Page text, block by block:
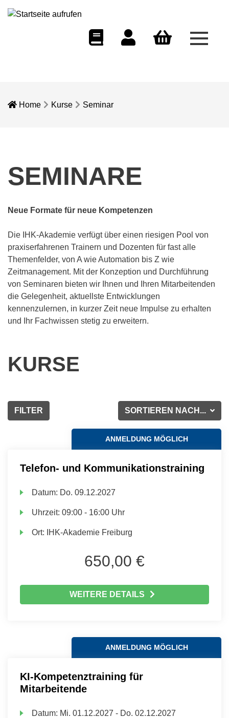
Menü
Home Kurse Seminar
SEMINARE
Neue Formate für neue Kompetenzen
Die IHK-Akademie verfügt über einen riesigen Pool von
praxiserfahrenen Trainern und Dozenten für fast alle
Themenfelder, von A wie Automation bis Z wie
Zeitmanagement. Mit der Konzeption und Durchführung
von Seminaren bieten wir Ihnen und Ihren Mitarbeitenden
die Gelegenheit, aktuellste Entwicklungen
kennenzulernen, in kurzer Zeit neue Impulse zu erhalten
und Ihr Fachwissen stetig zu erweitern.
KURSE
SORTIEREN NACH...
FILTER
ANMELDUNG MÖGLICH
Telefon- und Kommunikationstraining
Datum: Do. 09.12.2027
Uhrzeit:09:00 - 16:00 Uhr
Ort: IHK-Akademie Freiburg
650,00 €
WEITERE DETAILS
ANMELDUNG MÖGLICH
KI-Kompetenztraining für
Mitarbeitende
Datum: Mi. 01.12.2027 - Do. 02.12.2027